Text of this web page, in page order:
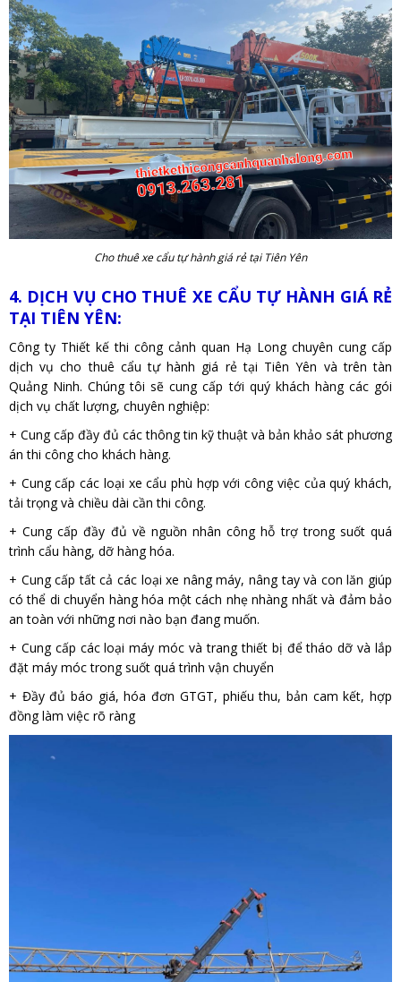
Cho thuê xe cẩu tự hành giá rẻ tại Tiên Yên
4. DỊCH VỤ CHO THUÊ XE CẨU TỰ HÀNH GIÁ RẺ
TẠI TIÊN YÊN:
Công ty Thiết kế thi công cảnh quan Hạ Long chuyên cung cấp
dịch vụ cho thuê cẩu tự hành giá rẻ tại Tiên Yên và trên tàn
Quảng Ninh. Chúng tôi sẽ cung cấp tới quý khách hàng các gói
dịch vụ chất lượng, chuyên nghiệp:
+ Cung cấp đầy đủ các thông tin kỹ thuật và bản khảo sát phương
án thi công cho khách hàng.
+ Cung cấp các loại xe cẩu phù hợp với công việc của quý khách,
tải trọng và chiều dài cần thi công.
+ Cung cấp đầy đủ về nguồn nhân công hỗ trợ trong suốt quá
trình cẩu hàng, dỡ hàng hóa.
+ Cung cấp tất cả các loại xe nâng máy, nâng tay và con lăn giúp
có thể di chuyển hàng hóa một cách nhẹ nhàng nhất và đảm bảo
an toàn với những nơi nào bạn đang muốn.
+ Cung cấp các loại máy móc và trang thiết bị để tháo dỡ và lắp
đặt máy móc trong suốt quá trình vận chuyển
+ Đầy đủ báo giá, hóa đơn GTGT, phiếu thu, bản cam kết, hợp
đồng làm việc rõ ràng